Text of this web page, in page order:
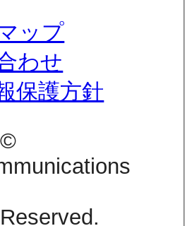
ップ
わせ
保護方針